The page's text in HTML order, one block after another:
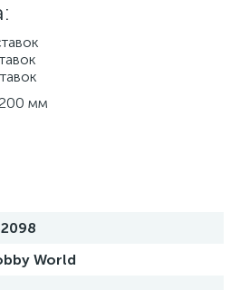
мм
World